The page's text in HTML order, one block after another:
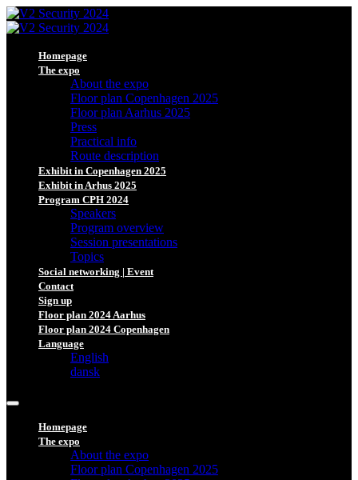
Homepage
The expo
About the expo
Floor plan Copenhagen 2025
Floor plan Aarhus 2025
Press
Practical info
Route description
Exhibit in Copenhagen 2025
Exhibit in Arhus 2025
Program CPH 2024
Speakers
Program overview
Session presentations
Topics
Social networking | Event
Contact
Sign up
Floor plan 2024 Aarhus
Floor plan 2024 Copenhagen
Language
English
dansk
Homepage
The expo
About the expo
Floor plan Copenhagen 2025